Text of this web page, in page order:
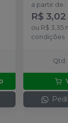
a partir de:
R$ 3,02
ou R$ 3,35
condições
Qtd :